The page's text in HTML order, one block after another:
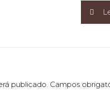
publicado. Campos